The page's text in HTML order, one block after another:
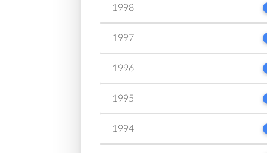
1998
1997
1996
1995
1994